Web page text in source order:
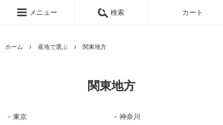
メニュー 検索 カート
ホーム 産地で選ぶ 関東地方
関東地方
東京 神奈川